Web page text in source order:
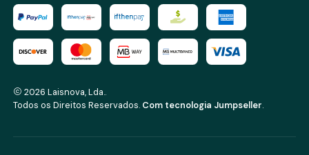
2026 Laisnova, Lda..
Todos os Direitos Reservados. Com tecnologia Jumpseller.